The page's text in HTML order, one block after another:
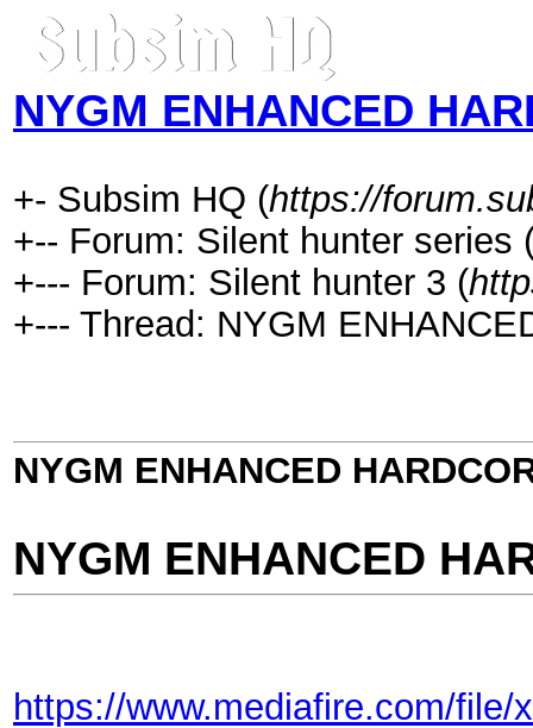
NYGM ENHANCED
+- Subsim HQ (https://
+-- Forum: Silent hunter series
+--- Forum: Silent hunter 3 (
+--- Thread: NYGM
NYGM ENHANCED
NYGM ENHANCED
https://www.mediafire.com/